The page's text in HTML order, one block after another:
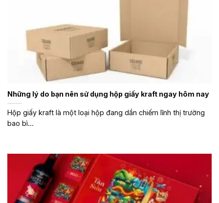
Những lý do bạn nên sử dụng hộp giấy kraft ngay hôm nay
Hộp giấy kraft là một loại hộp đang dần chiếm lĩnh thị trường
bao bì...